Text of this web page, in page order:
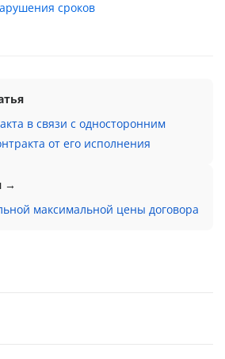
сроков
в связи с односторонним
от его исполнения
→
максимальной цены договора